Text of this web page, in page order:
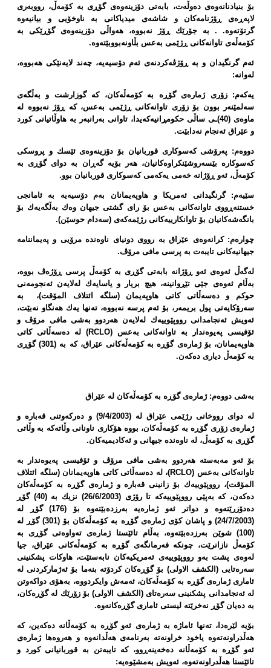
بۆ بنیادنانەوەی دەوڵەت، بابەتی دۆزینەوەی گۆڕی بە كۆمەڵ، رووبەری
لاپەڕەی ڕۆژنامەكان و شاشەی میدیاكانی بە ناوخۆیی و بیانیەوە
گرتۆتەوە. . بە جۆرێك ڕۆژ نەبووە، هەواڵی دۆزینەوەی گۆڕێكی بە
كۆمەڵەی تاوانەكانی ڕژێمی بەعس بڵاونەبووبێتەوە.
ئەم گرنگیدان و بە ڕۆژڤەكردنەی ئەم دۆسیەیە، چەند لایەنێكی هەبووە،
لەوانە:
یەكەم: زۆری ژمارەی گۆڕە بە كۆمەڵەكان، كە گوزارشت و بەڵگەی
سەلمێنەر بوون بۆ زۆری تاوانەكانی ڕژێمی بەعس، كە ڕۆژ نەبووە لە
ماوەی (40)ـی ساڵی حكومڕانیەكەیدا، تاوانی بەرانبەر بە هاوڵاتیانی كورد
و عێراق ئەنجام نەدابێت.
دووەم: پەرۆشی كەسوكاری قوربانیان بۆ دۆزینەوەی ئێسك و پروسكی
كەسوكارە بێسەروشێنكراوەكانیان، هەر بۆیە گەڕان بە دوای گۆڕی بە
كۆمەڵ، ئەو ڕۆژانە خەمی یەكەمی كەسوكاری قوربانیان بوو.
سێیەم: گرنگیدانی ئەمریكا و هاوپەیمانان بەم دۆسیەیە بە ئامانجی
خستنەڕووی تاوانەكانی بەعس بۆ رای گشتی جیهان وەك بەڵگەیەك بۆ
بانگەشەكانیان بۆ تاوانكارییەكانی رژێمەكەی (سەدام حوسێن).
چوارەم: كرانەوەی عێراق بە رووی دونیای ناوەندە مرۆیی و پەیماننامە
جیهانیەكانی تایبەت بە پرسی مافی مرۆڤ.
لەگەڵ ئەوەی ئەو ڕۆژانە بابەتی گۆڕی بە كۆمەڵ پرسی ڕۆژەڤ بووە،
بەڵام ئەوەی جێی تێڕوانینە، هیچ بریار و یاسایەك لەلایەن ئەنجومەنی
حوكم و دەسەڵاتی كاتی هاوپەیمان (سلگە ائتلاف المۆقت)،
بە
سەرۆكایەتی پول بریمەر، بۆ ئەم پرسە نەبووە، تەنها یەك هەنگاو نەبێت،
ئەویش ئەنجامدانی رووپێوییەك لەلایەن هەردوو بەشی مافی مرۆڤ و
ئۆفیسی پەیوەندار بە تاوانەكانی بەعس (RCLO) لە دەسەڵاتی كاتی
هاوپەیمانان، بۆ ژمارەی گۆڕە بە كۆمەڵەكانی عێراق، كە بە (301) گۆڕی
بە كۆمەڵ دیاری دەكەن.
بەشی دووەم: ژمارەی گۆڕە بە كۆمەڵەكان لە عێراق
لە دوای رووخانی رژێمی عێراق لە (9/4/2003) و دەركەوتنی قەبارە و
ژمارەی زۆری گۆڕە بە كۆمەڵەكان، بووە هۆكاری ناونانی وڵاتەكە بە وڵاتی
گۆڕی بە كۆمەڵ، لە ناوەندە جیهانی و ئەكادیمیەكان.
بۆ ئەو مەبەستە هەردوو بەشی مافی مرۆڤ و ئۆفیسی پەیوەندار بە
تاوانەكانی بەعس (RCLO)، لە دەسەڵاتی كاتی هاوپەیمانان (سلگە ائتلاف
المۆقت)، رووپێوییەك بۆ زانینی قەبارە و ژمارەی گۆڕە بە كۆمەڵەكان
دەكەن، كە بەپێی رووپێوییەكە تا رۆژی (26/6/2003) نزیك بە (40) گۆڕ
دەدۆزرێتەوە و دواتر ئەو ژمارەیە بەرزدەبێتەوە بۆ (176) گۆڕ لە
(24/7/2003) و پاشان كۆی ژمارەی گۆڕە بە كۆمەڵەكان بۆ (301) گۆڕ لە
(100) شوێن بەرزدەبێتەوە، بەڵام تائێستا ژمارەی تەواوەتی گۆڕی بە
كۆمەڵ نازانرێت، چونكە فەرمانگەی گۆڕە بە كۆمەڵەكانی عێراق، جیا
لەوەی پشت بەو رووپێوییەی ئەمریكیەكان نابەستێت، هاوكات پشكنینی
سەرەتایی (الكشف الاولی) بۆ گۆڕەكان كردۆتە بنەما بۆ ئەژماركردنی لە
ئاماری ژمارەی گۆڕە بە كۆمەڵەكان، ئەمەش وایكردووە، بەهۆی دواكەوتن
لە ئەنجامدانی پشكنینی سەرەتای (الكشف الاولی) بۆ زۆرێك لە گۆڕەكان،
بە دەیان گۆڕ نەخرێتە لیستی ئاماری گۆڕەكانەوە.
بۆیە لێرەدا، تەنها ئاماژە بە ژمارەی ئەو گۆڕە بە كۆمەڵانە دەكەین، كە
هەڵدراونەتەوە یاخود خراونەتە بەرنامەی هەڵدانەوە و هەروەها ژمارەی
ئەو گۆڕە بە كۆمەڵانە دەخەینەڕوو، كە تایبەتن بە قوربانیانی كورد و
تائێستا هەڵدراونەتەوە، ئەویش بەمشێوەیە: